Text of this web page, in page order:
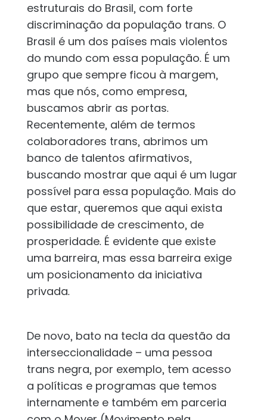
estruturais do Brasil, com forte
discriminação da população trans. O
Brasil é um dos países mais violentos
do mundo com essa população. É um
grupo que sempre ficou à margem,
mas que nós, como empresa,
buscamos abrir as portas.
Recentemente, além de termos
colaboradores trans, abrimos um
banco de talentos afirmativos,
buscando mostrar que aqui é um lugar
possível para essa população. Mais do
que estar, queremos que aqui exista
possibilidade de crescimento, de
prosperidade. É evidente que existe
uma barreira, mas essa barreira exige
um posicionamento da iniciativa
privada.
De novo, bato na tecla da questão da
interseccionalidade – uma pessoa
trans negra, por exemplo, tem acesso
a políticas e programas que temos
internamente e também em parceria